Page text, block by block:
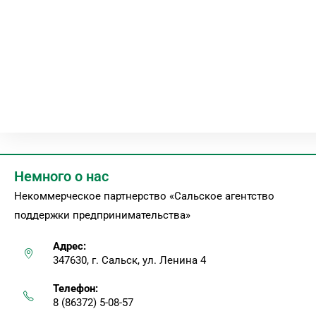
Немного о нас
Некоммерческое партнерство «Сальское агентство
поддержки предпринимательства»
Адрес:
347630, г. Сальск, ул. Ленина 4
Телефон:
8 (86372) 5-08-57